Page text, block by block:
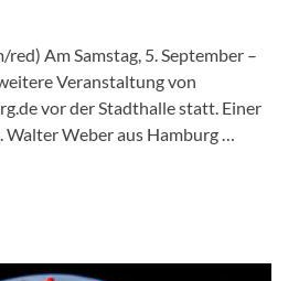
Am Samstag, 5. September –
Veranstaltung von
vor der Stadthalle statt. Einer
Walter Weber aus Hamburg …